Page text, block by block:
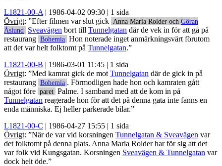
L1821-00-A | 1986-04-02 09:30 | 1 sida
Övrigt: ”Efter filmen var slut gick Anna Maria Rolder och Göran
Åslund
Sveavägen bort till Tunnelgatan där de vek in för att gå på
restaurang Bohemia Hon noterade inget anmärkningsvärt förutom
att det var helt folktomt på Tunnelgatan.”
L1821-00-B | 1986-03-01 11:45 | 1 sida
Övrigt: ”Med kamrat gick de mot Tunnelgatan där de gick in på
restaurang Bohemia . Förmodligen hade hon och kamraten gått
något före paret Palme. I samband med att de kom in på
Tunnelgatan reagerade hon för att det på denna gata inte fanns en
enda människa. Ej heller parkerade bilar.”
L1821-00-C | 1986-04-27 15:55 | 1 sida
Övrigt: ”När de var vid korsningen Tunnelgatan & Sveavägen var
det folktomt på denna plats. Anna Maria Rolderhar för sig att det
var folk vid Kungsgatan. Korsningen Sveavägen & Tunnelgatan var
dock helt öde.”